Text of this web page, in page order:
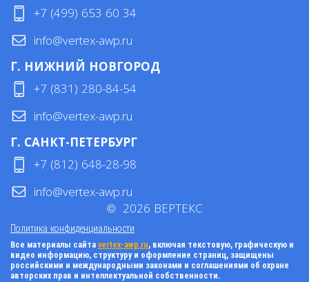
+7 (499) 653 60 34
info@vertex-awp.ru
Г. НИЖНИЙ НОВГОРОД
+7 (831) 280-84-54
info@vertex-awp.ru
Г. САНКТ-ПЕТЕРБУРГ
+7 (812) 648-28-98
info@vertex-awp.ru
Политика конфиденциальности
© 2026 ВЕРТЕКС
Все материалы сайта vertex-awp.ru, включая текстовую, графическую и
видео информацию, структуру и оформление страниц, защищены
российскими и международными законами и соглашениями об охране
авторских прав и интеллектуальной собственности.